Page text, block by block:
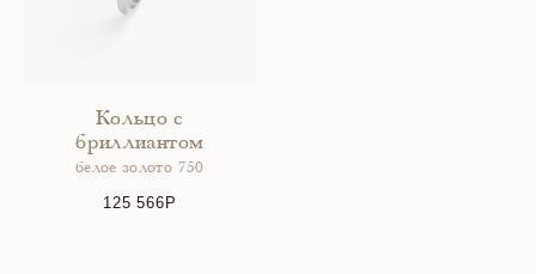
Кольцо с
бриллиантом
белое золото 750
125 566